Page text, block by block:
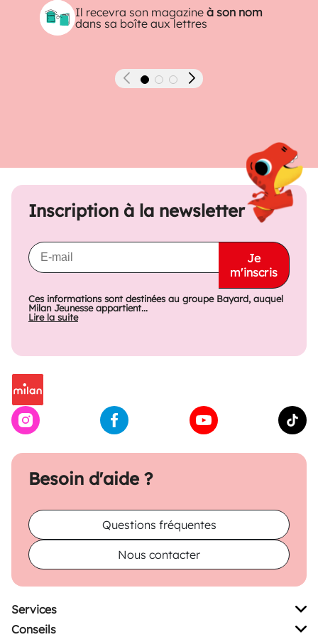
Il recevra son magazineà son nom
dans sa boîte aux lettres
Précédent Suivant
Besoin d'aide ?
Questions fréquentes
Nous contacter
Inscription à la newsletter
Je
m'inscris
Ces informations sont destinées au groupe Bayard, auquel
Milan Jeunesse appartient...
Lire la suite
Services
Conseils